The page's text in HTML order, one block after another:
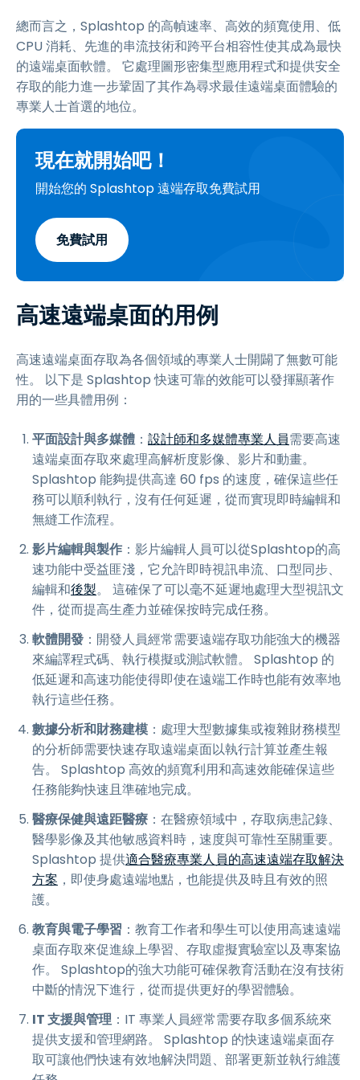
總而言之，Splashtop 的高幀速率、高效的頻寬使用、低
CPU 消耗、先進的串流技術和跨平台相容性使其成為最快
的遠端桌面軟體。 它處理圖形密集型應用程式和提供安全
存取的能力進一步鞏固了其作為尋求最佳遠端桌面體驗的
專業人士首選的地位。
現在就開始吧！
開始您的 Splashtop 遠端存取免費試用
免費試用
高速遠端桌面的用例
高速遠端桌面存取為各個領域的專業人士開闢了無數可能
性。 以下是 Splashtop 快速可靠的效能可以發揮顯著作
用的一些具體用例：
平面設計與多媒體 ： 設計師和多媒體專業人員需要高速
遠端桌面存取來處理高解析度影像、影片和動畫。
Splashtop 能夠提供高達 60 fps 的速度，確保這些任
務可以順利執行，沒有任何延遲，從而實現即時編輯和
無縫工作流程。
影片編輯與製作 ：影片編輯人員可以從Splashtop的高
速功能中受益匪淺，它允許即時視訊串流、口型同步、
編輯和後製。 這確保了可以毫不延遲地處理大型視訊文
件，從而提高生產力並確保按時完成任務。
軟體開發 ：開發人員經常需要遠端存取功能強大的機器
來編譯程式碼、執行模擬或測試軟體。 Splashtop 的
低延遲和高速功能使得即使在遠端工作時也能有效率地
執行這些任務。
數據分析和財務建模 ：處理大型數據集或複雜財務模型
的分析師需要快速存取遠端桌面以執行計算並產生報
告。 Splashtop 高效的頻寬利用和高速效能確保這些
任務能夠快速且準確地完成。
醫療保健與遠距醫療 ：在醫療領域中，存取病患記錄、
醫學影像及其他敏感資料時，速度與可靠性至關重要。
Splashtop 提供適合醫療專業人員的高速遠端存取解決
方案 ，即使身處遠端地點，也能提供及時且有效的照
護。
教育與電子學習 ：教育工作者和學生可以使用高速遠端
桌面存取來促進線上學習、存取虛擬實驗室以及專案協
作。 Splashtop的強大功能可確保教育活動在沒有技術
中斷的情況下進行，從而提供更好的學習體驗。
IT 支援與管理 ：IT 專業人員經常需要存取多個系統來
提供支援和管理網路。 Splashtop 的快速遠端桌面存
取可讓他們快速有效地解決問題、部署更新並執行維護